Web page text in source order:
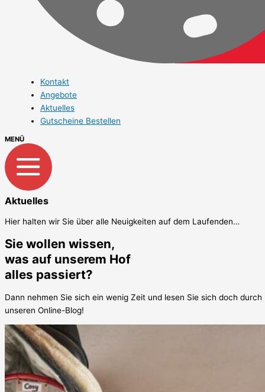
Kontakt
Angebote
Aktuelles
Gutscheine Bestellen
MENÜ
Aktuelles
Hier halten wir Sie über alle Neuigkeiten auf dem Laufenden…
Sie wollen wissen,
was auf unserem Hof
alles passiert?
Dann nehmen Sie sich ein wenig Zeit und lesen Sie sich doch durch
unseren Online-Blog!